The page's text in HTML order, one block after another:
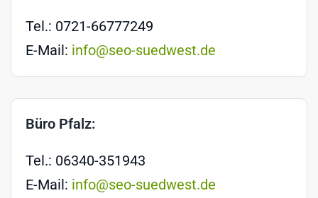
Tel.: 0721-66777249
E-Mail: info@seo-suedwest.de
Büro Pfalz:
Tel.: 06340-351943
E-Mail: info@seo-suedwest.de